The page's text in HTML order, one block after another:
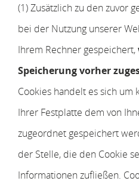
(1) Zusätzlich zu den zuvor
bei der Nutzung unserer
Ihrem Rechner gespeichert,
Speicherung vorher
Cookies handelt es sich um
Ihrer Festplatte dem von
zugeordnet gespeichert
der Stelle, die den Cookie
Informationen zufließen.